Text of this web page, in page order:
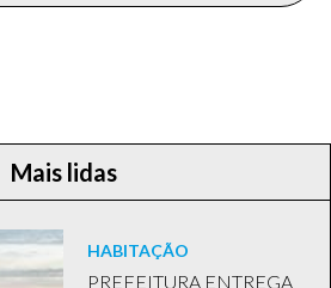
Mais lidas
HABITAÇÃO
PREFEITURA ENTREGA